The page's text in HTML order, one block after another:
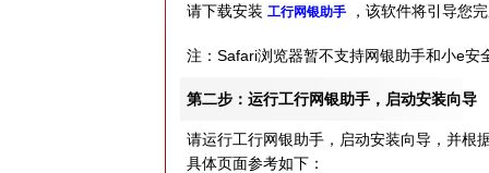
请下载安装 工行网银助手 ，该软件将引导您
注：Safari浏览器暂不支持网银助手和小e安
第二步：运行工行网银助手，启动安装向导
请运行工行网银助手，启动安装向导，并根
具体页面参考如下：